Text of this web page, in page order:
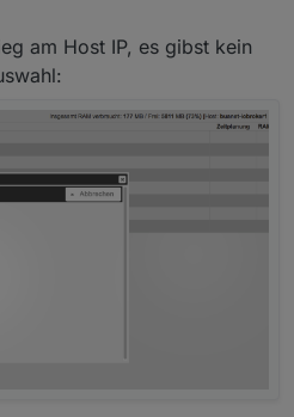
am Host IP, es gibst kein